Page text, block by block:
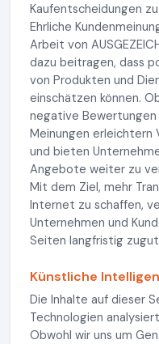
Kaufentscheidungen
Ehrliche
Arbeit von
dazu beitragen, dass
von Produkten und
einschätzen können.
negative
Meinungen erleichtern
und bieten
Angebote weiter zu
Mit dem Ziel, mehr
Internet zu schaffen,
Unternehmen und
Seiten langfristig
Künstliche
Die Inhalte auf dieser
Technologien
Obwohl wir uns um